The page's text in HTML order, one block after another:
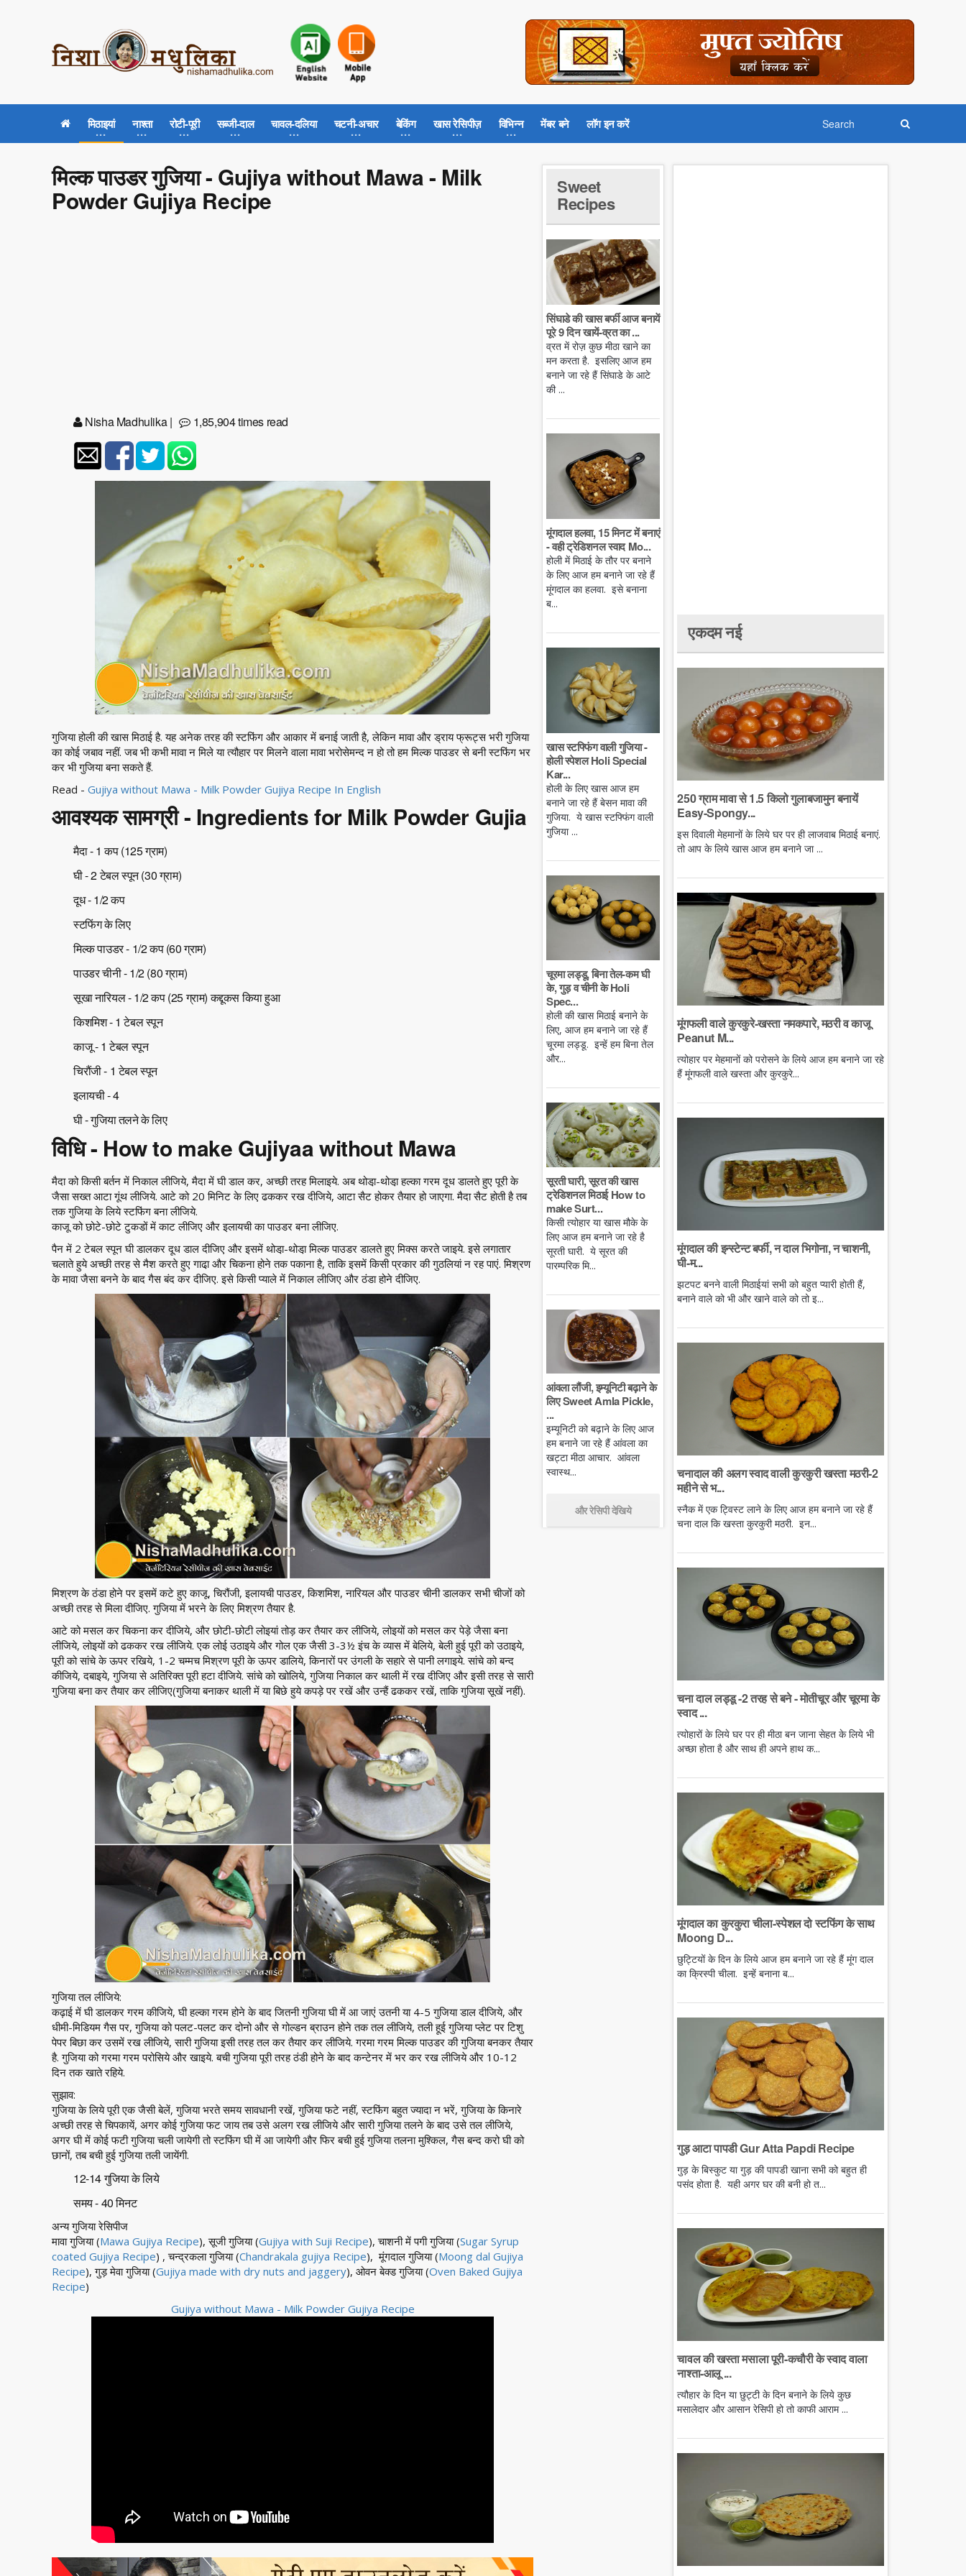
मिठाइयां नाश्ता रोटी-पूरी सब्जी-दाल चावल-दलिया चटनी-अचार बेकिंग खास रेसिपीज़ विभिन्न मेंबर बने लॉग इन करें
मिल्क पाउडर गुजिया - Gujiya without Mawa - Milk
Powder Gujiya Recipe
Nisha Madhulika| 1,85,904 times read
गुजिया होली की खास मिठाई है. यह अनेक तरह की स्टफिंग और आकार में बनाई जाती है, लेकिन मावा और ड्राय फ्रूट्स भरी गुजिया
का कोई जबाव नहीं. जब भी कभी मावा न मिले या त्यौहार पर मिलने वाला मावा भरोसेमन्द न हो तो हम मिल्क पाउडर से बनी स्टफिंग भर
कर भी गुजिया बना सकते हैं.
Read - Gujiya without Mawa - Milk Powder Gujiya Recipe In English
आवश्यक सामग्री - Ingredients for Milk Powder Gujia
मैदा - 1 कप (125 ग्राम)
घी - 2 टेबल स्पून (30 ग्राम)
दूध - 1/2 कप
स्टफिंग के लिए
मिल्क पाउडर - 1/2 कप (60 ग्राम)
पाउडर चीनी - 1/2 (80 ग्राम)
सूखा नारियल - 1/2 कप (25 ग्राम) कद्दूकस किया हुआ
किशमिश - 1 टेबल स्पून
काजू - 1 टेबल स्पून
चिरौंजी - 1 टेबल स्पून
इलायची - 4
घी - गुजिया तलने के लिए
विधि - How to make Gujiyaa without Mawa
मैदा को किसी बर्तन में निकाल लीजिये, मैदा में घी डाल कर, अच्छी तरह मिलाइये. अब थोडा़-थोडा़ हल्का गरम दूध डालते हुए पूरी के
जैसा सख्त आटा गूंथ लीजिये. आटे को 20 मिनिट के लिए ढककर रख दीजिये, आटा सैट होकर तैयार हो जाएगा. मैदा सैट होती है तब
तक गुजिया के लिये स्टफिंग बना लीजिये.
काजू को छोटे-छोटे टुकडों में काट लीजिए और इलायची का पाउडर बना लीजिए.
पैन में 2 टेबल स्पून घी डालकर दूध डाल दीजिए और इसमें थोडा़-थोडा़ मिल्क पाउडर डालते हुए मिक्स करते जाइये. इसे लगातार
चलाते हुये अच्छी तरह से मैश करते हुए गाढा़ और चिकना होने तक पकाना है, ताकि इसमें किसी प्रकार की गुठलियां न रह पाएं. मिश्रण
के मावा जैसा बनने के बाद गैस बंद कर दीजिए. इसे किसी प्याले में निकाल लीजिए और ठंडा होने दीजिए.
मिश्रण के ठंडा होने पर इसमें कटे हुए काजू, चिरौंजी, इलायची पाउडर, किशमिश, नारियल और पाउडर चीनी डालकर सभी चीजों को
अच्छी तरह से मिला दीजिए. गुजिया में भरने के लिए मिश्रण तैयार है.
आटे को मसल कर चिकना कर दीजिये, और छोटी-छोटी लोइयां तोड़ कर तैयार कर लीजिये, लोइयों को मसल कर पेड़े जैसा बना
लीजिये, लोइयों को ढककर रख लीजिये. एक लोई उठाइये और गोल एक जैसी 3-3½ इंच के व्यास में बेलिये, बेली हुई पूरी को उठाइये,
पूरी को सांचे के ऊपर रखिये, 1-2 चम्मच मिश्रण पूरी के ऊपर डालिये, किनारों पर उंगली के सहारे से पानी लगाइये. सांचे को बन्द
कीजिये, दबाइये, गुजिया से अतिरिक्त पूरी हटा दीजिये. सांचे को खोलिये, गुजिया निकाल कर थाली में रख दीजिए और इसी तरह से सारी
गुजिया बना कर तैयार कर लीजिए(गुजिया बनाकर थाली में या बिछे हुये कपड़े पर रखें और उन्हैं ढककर रखें, ताकि गुजिया सूखें नहीं).
गुजिया तल लीजिये:
कढ़ाई में घी डालकर गरम कीजिये, घी हल्का गरम होने के बाद जितनी गुजिया घी में आ जाएं उतनी या 4-5 गुजिया डाल दीजिये, और
धीमी-मिडियम गैस पर, गुजिया को पलट-पलट कर दोनो और से गोल्डन ब्राउन होने तक तल लीजिये, तली हूई गुजिया प्लेट पर टिशु
पेपर बिछा कर उसमें रख लीजिये, सारी गुजिया इसी तरह तल कर तैयार कर लीजिये. गरमा गरम मिल्क पाउडर की गुजिया बनकर तैयार
है. गुजिया को गरमा गरम परोसिये और खाइये. बची गुजिया पूरी तरह ठंडी होने के बाद कन्टेनर में भर कर रख लीजिये और 10-12
दिन तक खाते रहिये.
सुझाव:
गुजिया के लिये पूरी एक जैसी बेलें, गुजिया भरते समय सावधानी रखें, गुजिया फटे नहीं, स्टफिंग बहुत ज्यादा न भरें, गुजिया के किनारे
अच्छी तरह से चिपकायें, अगर कोई गुजिया फट जाय तब उसे अलग रख लीजिये और सारी गुजिया तलने के बाद उसे तल लीजिये,
अगर घी में कोई फटी गुजिया चली जायेगी तो स्टफिंग घी में आ जायेगी और फिर बची हुई गुजिया तलना मुश्किल, गैस बन्द करो घी को
छानों, तब बची हुई गुजिया तली जायेंगी.
12-14 गुजिया के लिये
समय - 40 मिनट
अन्य गुजिया रेसिपीज
मावा गुजिया (Mawa Gujiya Recipe), सूजी गुजिया (Gujiya with Suji Recipe), चाशनी में पगी गुजिया (Sugar Syrup
coated Gujiya Recipe) , चन्द्रकला गुजिया (Chandrakala gujiya Recipe), मूंगदाल गुजिया (Moong dal Gujiya
Recipe), गुड़ मेवा गुजिया (Gujiya made with dry nuts and jaggery), ओवन बेक्ड गुजिया (Oven Baked Gujiya
Recipe)
Gujiya without Mawa - Milk Powder Gujiya Recipe
Sweet
Recipes
सिंघाडे की खास बर्फी आज बनायें
पूरे 9 दिन खायें-व्रत का ...
व्रत में रोज़ कुछ मीठा खाने का
मन करता है. इसलिए आज हम
बनाने जा रहे हैं सिंघाडे के आटे
की ...
मूंगदाल हलवा, 15 मिनट में बनाएं
- वही ट्रेडिशनल स्वाद Mo...
होली में मिठाई के तौर पर बनाने
के लिए आज हम बनाने जा रहे हैं
मूंगदाल का हलवा. इसे बनाना
ब...
खास स्टफ्फिंग वाली गुजिया -
होली स्पेशल Holi Special
Kar...
होली के लिए खास आज हम
बनाने जा रहे हैं बेसन मावा की
गुजिया. ये खास स्टफ्फिंग वाली
गुजिया ...
चूरमा लड्डू, बिना तेल-कम घी
के, गुड़ व चीनी के Holi
Spec...
होली की खास मिठाई बनाने के
लिए, आज हम बनाने जा रहे हैं
चूरमा लड्डू. इन्हें हम बिना तेल
और...
सूरती घारी, सूरत की खास
ट्रेडिशनल मिठाई How to
make Surt...
किसी त्योहार या खास मौके के
लिए आज हम बनाने जा रहे है
सूरती घारी. ये सूरत की
पारम्परिक मि...
आंवला लौंजी, इम्यूनिटी बढ़ाने के
लिए Sweet Amla Pickle,
...
इम्यूनिटी को बढ़ाने के लिए आज
हम बनाने जा रहे हैं आंवला का
खट्टा मीठा आचार. आंवला
स्वास्थ...
और रेसिपी देखिये
एकदम नई
250 ग्राम मावा से 1.5 किलो गुलाबजामुन बनायें
Easy-Spongy...
इस दिवाली मेहमानों के लिये घर पर ही लाजवाब मिठाई बनाएं.
तो आप के लिये खास आज हम बनाने जा ...
मूंगफली वाले कुरकुरे-खस्ता नमकपारे, मठरी व काजू
Peanut M...
त्योहार पर मेहमानों को परोसने के लिये आज हम बनाने जा रहे
हैं मूंगफली वाले खस्ता और कुरकुरे...
मूंगदाल की इन्स्टेन्ट बर्फी, न दाल भिगोना, न चाशनी,
घी-म...
झटपट बनने वाली मिठाईयां सभी को बहुत प्यारी होती हैं,
बनाने वाले को भी और खाने वाले को तो इ...
चनादाल की अलग स्वाद वाली कुरकुरी खस्ता मठरी-2
महीने से भ...
स्नैक में एक ट्विस्ट लाने के लिए आज हम बनाने जा रहे हैं
चना दाल कि खस्ता कुरकुरी मठरी. इन...
चना दाल लड्डू -2 तरह से बने - मोतीचूर और चूरमा के
स्वाद ...
त्योहारों के लिये घर पर ही मीठा बन जाना सेहत के लिये भी
अच्छा होता है और साथ ही अपने हाथ क...
मूंगदाल का कुरकुरा चीला-स्पेशल दो स्टफिंग के साथ
Moong D...
छुट्टियों के दिन के लिये आज हम बनाने जा रहे हैं मूंग दाल
का क्रिस्पी चीला. इन्हें बनाना ब...
गुड़ आटा पापडी Gur Atta Papdi Recipe
गुड़ के बिस्कुट या गुड़ की पापडी खाना सभी को बहुत ही
पसंद होता है. यही अगर घर की बनी हो त...
चावल की खस्ता मसाला पूरी-कचौरी के स्वाद वाला
नाश्ता-आलू ...
त्यौहार के दिन या छुट्टी के दिन बनाने के लिये कुछ
मसालेदार और आसान रेसिपी हो तो काफी आराम ...